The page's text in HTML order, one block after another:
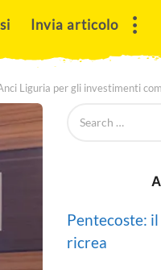
Invia articolo
Liguria per gli investimenti
o
:
Pentecoste:
ricrea